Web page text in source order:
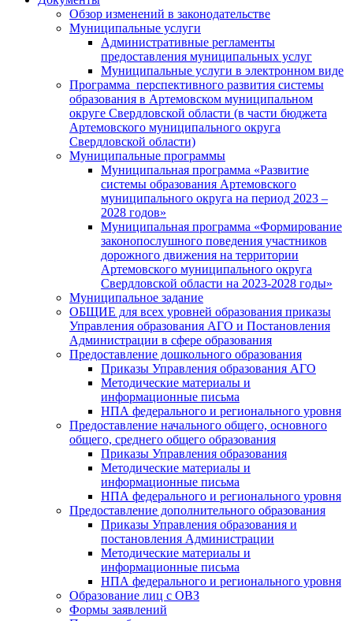
Обзор изменений в законодательстве
Муниципальные услуги
Административные регламенты
предоставления муниципальных услуг
Муниципальные услуги в электронном виде
Программа перспективного развития системы
образования в Артемовском муниципальном
округе Свердловской области (в части бюджета
Артемовского муниципального округа
Свердловской области)
Муниципальные программы
Муниципальная программа «Развитие
системы образования Артемовского
муниципального округа на период 2023 –
2028 годов»
Муниципальная программа «Формирование
законопослушного поведения участников
дорожного движения на территории
Артемовского муниципального округа
Свердловской области на 2023-2028 годы»
Муниципальное задание
ОБЩИЕ для всех уровней образования приказы
Управления образования АГО и Постановления
Администрации в сфере образования
Предоставление дошкольного образования
Приказы Управления образования АГО
Методические материалы и
информационные письма
НПА федерального и регионального уровня
Предоставление начального общего, основного
общего, среднего общего образования
Приказы Управления образования
Методические материалы и
информационные письма
НПА федерального и регионального уровня
Предоставление дополнительного образования
Приказы Управления образования и
постановления Администрации
Методические материалы и
информационные письма
НПА федерального и регионального уровня
Образование лиц с ОВЗ
Формы заявлений